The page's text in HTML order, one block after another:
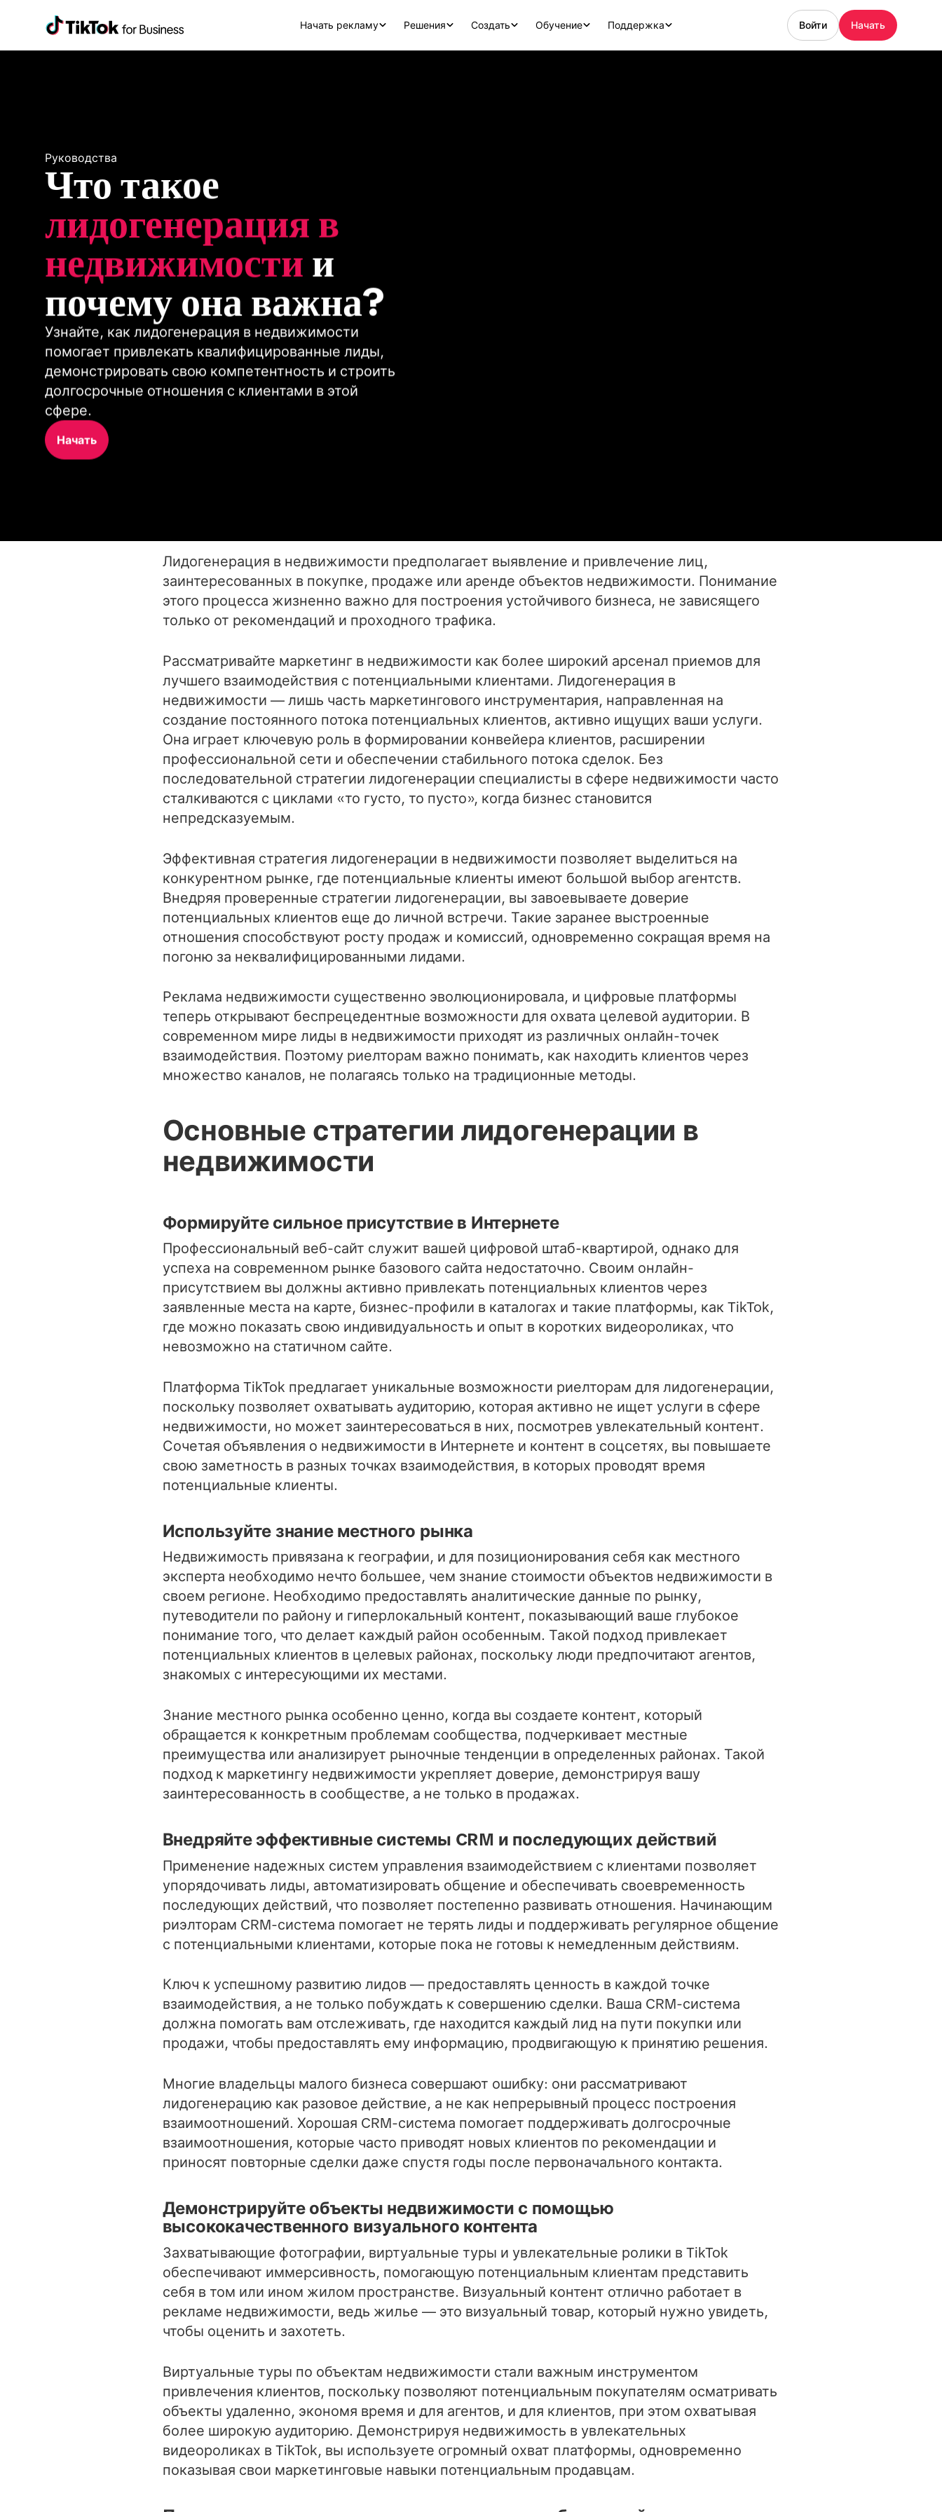
Начать рекламу Решения Создать Обучение Поддержка Войти Начать
Руководства
лидогенерация в
недвижимости и
почему она важна?
Узнайте, как лидогенерация в недвижимости
помогает привлекать квалифицированные лиды,
демонстрировать свою компетентность и строить
долгосрочные отношения с клиентами в этой
сфере.
Начать
Лидогенерация в недвижимости предполагает выявление и привлечение лиц,
заинтересованных в покупке, продаже или аренде объектов недвижимости. Понимание
этого процесса жизненно важно для построения устойчивого бизнеса, не зависящего
только от рекомендаций и проходного трафика.
Рассматривайте маркетинг в недвижимости как более широкий арсенал приемов для
лучшего взаимодействия с потенциальными клиентами. Лидогенерация в
недвижимости — лишь часть маркетингового инструментария, направленная на
создание постоянного потока потенциальных клиентов, активно ищущих ваши услуги.
Она играет ключевую роль в формировании конвейера клиентов, расширении
профессиональной сети и обеспечении стабильного потока сделок. Без
последовательной стратегии лидогенерации специалисты в сфере недвижимости часто
сталкиваются с циклами «то густо, то пусто», когда бизнес становится
непредсказуемым.
Эффективная стратегия лидогенерации в недвижимости позволяет выделиться на
конкурентном рынке, где потенциальные клиенты имеют большой выбор агентств.
Внедряя проверенные стратегии лидогенерации, вы завоевываете доверие
потенциальных клиентов еще до личной встречи. Такие заранее выстроенные
отношения способствуют росту продаж и комиссий, одновременно сокращая время на
погоню за неквалифицированными лидами.
Реклама недвижимости существенно эволюционировала, и цифровые платформы
теперь открывают беспрецедентные возможности для охвата целевой аудитории. В
современном мире лиды в недвижимости приходят из различных онлайн-точек
взаимодействия. Поэтому риелторам важно понимать, как находить клиентов через
множество каналов, не полагаясь только на традиционные методы.
Основные стратегии лидогенерации в
недвижимости
Формируйте сильное присутствие в Интернете
Профессиональный веб-сайт служит вашей цифровой штаб-квартирой, однако для
успеха на современном рынке базового сайта недостаточно. Своим онлайн-
присутствием вы должны активно привлекать потенциальных клиентов через
заявленные места на карте, бизнес-профили в каталогах и такие платформы, как TikTok,
где можно показать свою индивидуальность и опыт в коротких видеороликах, что
невозможно на статичном сайте.
Платформа TikTok предлагает уникальные возможности риелторам для лидогенерации,
поскольку позволяет охватывать аудиторию, которая активно не ищет услуги в сфере
недвижимости, но может заинтересоваться в них, посмотрев увлекательный контент.
Сочетая объявления о недвижимости в Интернете и контент в соцсетях, вы повышаете
свою заметность в разных точках взаимодействия, в которых проводят время
потенциальные клиенты.
Используйте знание местного рынка
Недвижимость привязана к географии, и для позиционирования себя как местного
эксперта необходимо нечто большее, чем знание стоимости объектов недвижимости в
своем регионе. Необходимо предоставлять аналитические данные по рынку,
путеводители по району и гиперлокальный контент, показывающий ваше глубокое
понимание того, что делает каждый район особенным. Такой подход привлекает
потенциальных клиентов в целевых районах, поскольку люди предпочитают агентов,
знакомых с интересующими их местами.
Знание местного рынка особенно ценно, когда вы создаете контент, который
обращается к конкретным проблемам сообщества, подчеркивает местные
преимущества или анализирует рыночные тенденции в определенных районах. Такой
подход к маркетингу недвижимости укрепляет доверие, демонстрируя вашу
заинтересованность в сообществе, а не только в продажах.
Внедряйте эффективные системы CRM и последующих действий
Применение надежных систем управления взаимодействием с клиентами позволяет
упорядочивать лиды, автоматизировать общение и обеспечивать своевременность
последующих действий, что позволяет постепенно развивать отношения. Начинающим
риэлторам CRM-система помогает не терять лиды и поддерживать регулярное общение
с потенциальными клиентами, которые пока не готовы к немедленным действиям.
Ключ к успешному развитию лидов — предоставлять ценность в каждой точке
взаимодействия, а не только побуждать к совершению сделки. Ваша CRM-система
должна помогать вам отслеживать, где находится каждый лид на пути покупки или
продажи, чтобы предоставлять ему информацию, продвигающую к принятию решения.
Многие владельцы малого бизнеса совершают ошибку: они рассматривают
лидогенерацию как разовое действие, а не как непрерывный процесс построения
взаимоотношений. Хорошая CRM-система помогает поддерживать долгосрочные
взаимоотношения, которые часто приводят новых клиентов по рекомендации и
приносят повторные сделки даже спустя годы после первоначального контакта.
Демонстрируйте объекты недвижимости с помощью
высококачественного визуального контента
Захватывающие фотографии, виртуальные туры и увлекательные ролики в TikTok
обеспечивают иммерсивность, помогающую потенциальным клиентам представить
себя в том или ином жилом пространстве. Визуальный контент отлично работает в
рекламе недвижимости, ведь жилье — это визуальный товар, который нужно увидеть,
чтобы оценить и захотеть.
Виртуальные туры по объектам недвижимости стали важным инструментом
привлечения клиентов, поскольку позволяют потенциальным покупателям осматривать
объекты удаленно, экономя время и для агентов, и для клиентов, при этом охватывая
более широкую аудиторию. Демонстрируя недвижимость в увлекательных
видеороликах в TikTok, вы используете огромный охват платформы, одновременно
показывая свои маркетинговые навыки потенциальным продавцам.